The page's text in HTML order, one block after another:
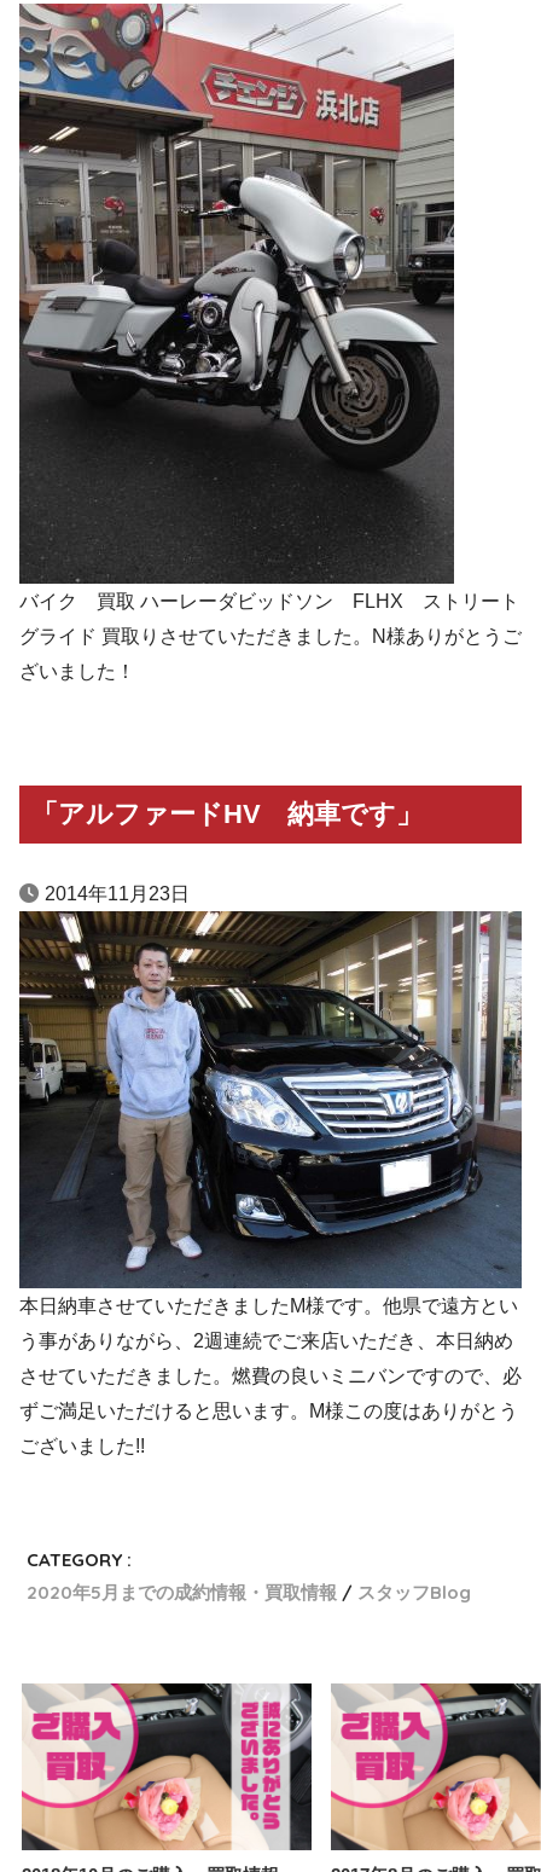
バイク 買取 ハーレーダビッドソン FLHX ストリート
グライド 買取りさせていただきました。N様ありがとうご
ざいました！
「アルファードHV 納車です」
2014年11月23日
本日納車させていただきましたM様です。他県で遠方とい
う事がありながら、2週連続でご来店いただき、本日納め
させていただきました。燃費の良いミニバンですので、必
ずご満足いただけると思います。M様この度はありがとう
ございました!!
CATEGORY :
2020年5月までの成約情報・買取情報
スタッフBlog